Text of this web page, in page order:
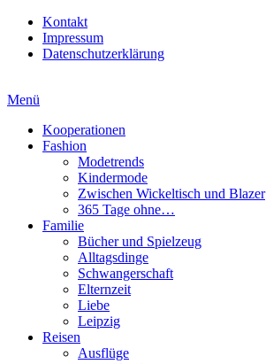
Kontakt
Impressum
Datenschutzerklärung
Menü
Kooperationen
Fashion
Modetrends
Kindermode
Zwischen Wickeltisch und Blazer
365 Tage ohne…
Familie
Bücher und Spielzeug
Alltagsdinge
Schwangerschaft
Elternzeit
Liebe
Leipzig
Reisen
Ausflüge